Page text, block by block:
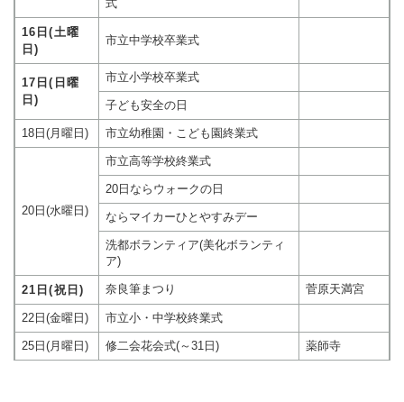
式
16日(土曜
日)
市立中学校卒業式
17日(日曜
日)
市立小学校卒業式
子ども安全の日
18日(月曜日) 市立幼稚園・こども園終業式
20日(水曜日)
市立高等学校終業式
20日ならウォークの日
ならマイカーひとやすみデー
洗都ボランティア(美化ボランティ
ア)
21日(祝日) 奈良筆まつり 菅原天満宮
22日(金曜日) 市立小・中学校終業式
25日(月曜日) 修二会花会式(～31日) 薬師寺